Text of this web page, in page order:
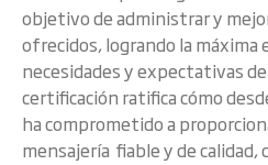
objetivo de administrar y
ofrecidos, logrando la máxima
necesidades y expectativas
certificación ratifica cómo
ha comprometido a
mensajería fiable y de